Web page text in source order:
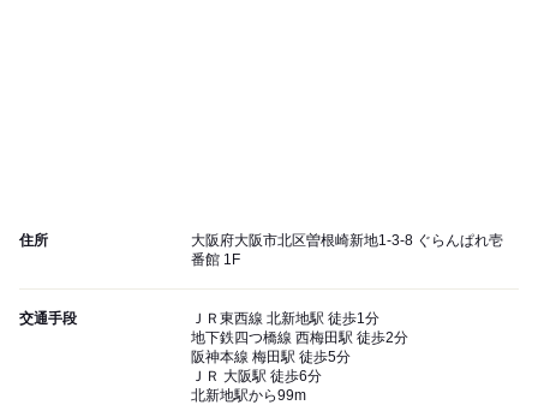
住所
大阪府大阪市北区曽根崎新地1-3-8 ぐらんぱれ壱
番館 1F
交通手段
ＪＲ東西線 北新地駅 徒歩1分
地下鉄四つ橋線 西梅田駅 徒歩2分
阪神本線 梅田駅 徒歩5分
ＪＲ 大阪駅 徒歩6分
北新地駅から99m